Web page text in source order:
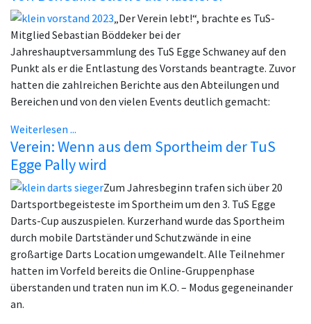
„Der Verein lebt!“, brachte es TuS-
Mitglied Sebastian Böddeker bei der
Jahreshauptversammlung des TuS Egge Schwaney auf den
Punkt als er die Entlastung des Vorstands beantragte. Zuvor
hatten die zahlreichen Berichte aus den Abteilungen und
Bereichen und von den vielen Events deutlich gemacht:
Weiterlesen ...
Verein: Wenn aus dem Sportheim der TuS
Egge Pally wird
Zum Jahresbeginn trafen sich über 20
Dartsportbegeisteste im Sportheim um den 3. TuS Egge
Darts-Cup auszuspielen. Kurzerhand wurde das Sportheim
durch mobile Dartständer und Schutzwände in eine
großartige Darts Location umgewandelt. Alle Teilnehmer
hatten im Vorfeld bereits die Online-Gruppenphase
überstanden und traten nun im K.O. – Modus gegeneinander
an.